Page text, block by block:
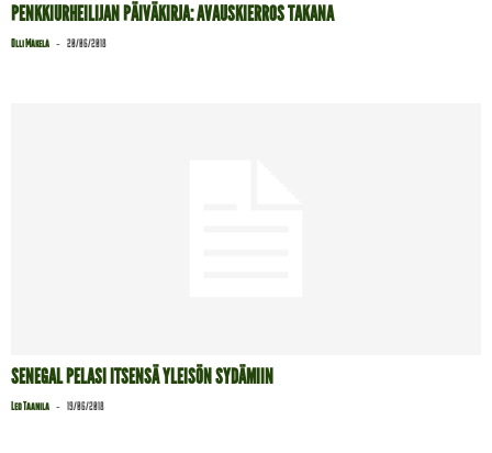
PENKKIURHEILIJAN PÄIVÄKIRJA: AVAUSKIERROS TAKANA
Olli Mäkelä - 20/06/2018
SENEGAL PELASI ITSENSÄ YLEISÖN SYDÄMIIN
Leo Taanila - 19/06/2018